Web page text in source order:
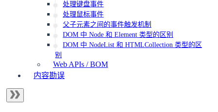
处理键盘事件
处理鼠标事件
父子元素之间的事件触发机制
DOM 中 Node 和 Element 类型的区别
DOM 中 NodeList 和 HTMLCollection 类型的区
别
Web APIs / BOM
内容勘误